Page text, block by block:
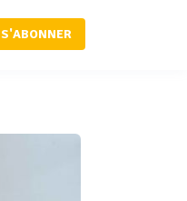
S'ABONNER